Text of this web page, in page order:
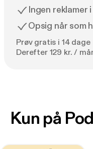
Ingen reklamer
Opsig når som
Prøv gratis i 14 dage
Derefter 129 kr. /
Kun på